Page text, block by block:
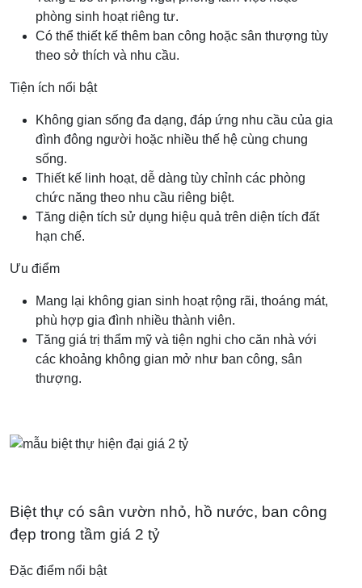
phòng sinh hoạt riêng tư.
Có thể thiết kế thêm ban công hoặc sân thượng tùy
theo sở thích và nhu cầu.
Tiện ích nổi bật
Không gian sống đa dạng, đáp ứng nhu cầu của gia
đình đông người hoặc nhiều thế hệ cùng chung
sống.
Thiết kế linh hoạt, dễ dàng tùy chỉnh các phòng
chức năng theo nhu cầu riêng biệt.
Tăng diện tích sử dụng hiệu quả trên diện tích đất
hạn chế.
Ưu điểm
Mang lại không gian sinh hoạt rộng rãi, thoáng mát,
phù hợp gia đình nhiều thành viên.
Tăng giá trị thẩm mỹ và tiện nghi cho căn nhà với
các khoảng không gian mở như ban công, sân
thượng.
Biệt thự có sân vườn nhỏ, hồ nước, ban công
đẹp trong tầm giá 2 tỷ
Đặc điểm nổi bật